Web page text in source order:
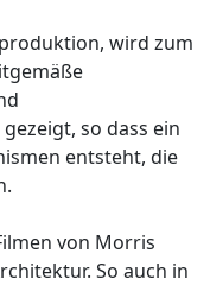
wird zum
so dass ein
entsteht, die
von Morris
So auch in